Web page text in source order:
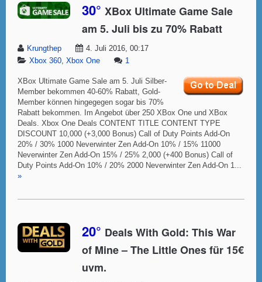
30° XBox Ultimate Game Sale
am 5. Juli bis zu 70% Rabatt
Krungthep
4. Juli 2016, 00:17
Xbox 360 Xbox One 1
XBox Ultimate Game Sale am 5. Juli Silber-
Member bekommen 40-60% Rabatt, Gold-
Member können hingegegen sogar bis 70%
Rabatt bekommen. Im Angebot über 250 XBox One und XBox
Deals. Xbox One Deals CONTENT TITLE CONTENT TYPE
DISCOUNT 10,000 (+3,000 Bonus) Call of Duty Points Add-On
20% / 30% 1000 Neverwinter Zen Add-On 10% / 15% 11000
Neverwinter Zen Add-On 15% / 25% 2,000 (+400 Bonus) Call of
Duty Points Add-On 10% / 20% 2000 Neverwinter Zen Add-On 1...
»
20° Deals With Gold: This War
of Mine – The Little Ones für 15€
uvm.